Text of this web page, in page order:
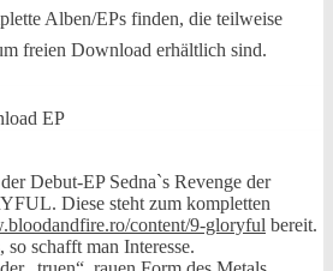
Alben/EPs finden, die teilweise
freien Download erhältlich sind.
EP
Debut-EP Sedna`s Revenge der
Diese steht zum kompletten
content/9-gloryful bereit.
schafft man Interesse.